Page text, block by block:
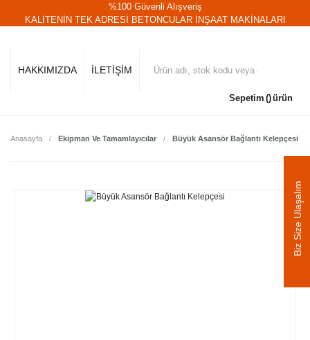
%100 Güvenli Alışveriş
KALİTENİN TEK ADRESİ BETONCULAR İNŞAAT MAKİNALARI
HAKKIMIZDA İLETİŞİM
Sepetim ürün
Anasayfa Ekipman Ve Tamamlayıcılar Büyük Asansör Bağlantı Kelepçesi
Biz Size Ulaşalım